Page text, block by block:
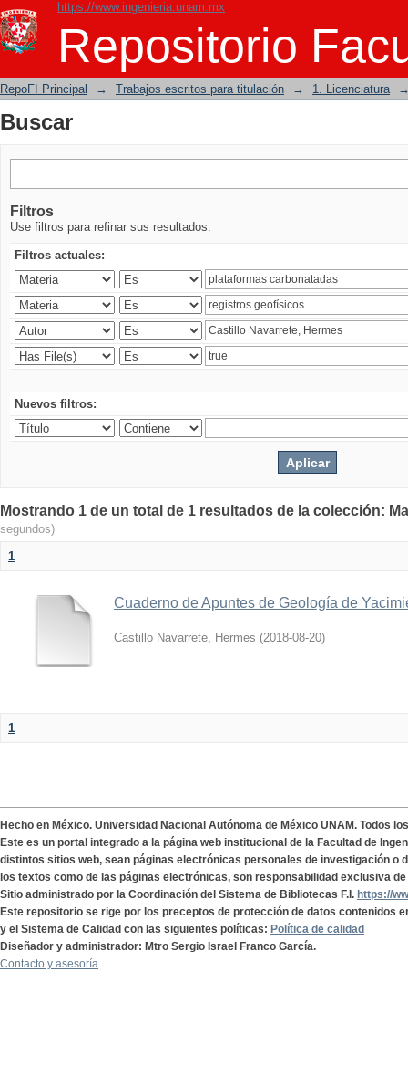
https://www.ingenieria.unam.mx
Repositorio
Buscar
RepoFI Principal → Trabajos escritos para titulación → 1. Licenciatura
Buscar
Filtros
Use filtros para refinar sus resultados.
Filtros actuales:
Nuevos filtros:
Mostrando 1 de un total de 1 resultados de la colección:
segundos)
1
Cuaderno de Apuntes de Geología de
Castillo Navarrete, Hermes (2018-08-20)
1
Hecho en México. Universidad Nacional Autónoma de México UNAM. Todos
Este es un portal integrado a la página web institucional de la Facultad de
distintos sitios web, sean páginas electrónicas personales de investigación o
los textos como de las páginas electrónicas, son responsabilidad exclusiva
Sitio administrado por la Coordinación del Sistema de Bibliotecas F.I. https://
Este repositorio se rige por los preceptos de protección de datos contenidos
y el Sistema de Calidad con las siguientes políticas: Política de calidad
Diseñador y administrador: Mtro Sergio Israel Franco García.
Contacto y asesoría